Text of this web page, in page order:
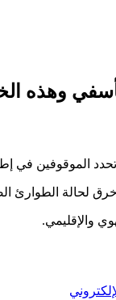
في إطار خرق
والإقليمي.